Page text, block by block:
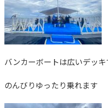
バンカーボートは広いデッ
のんびりゆったり乗れます